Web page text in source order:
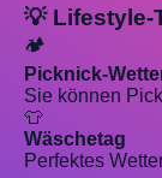
💡 Lifestyle-
🏕️
Picknick-
Sie können
👕
Wäschetag
Perfektes